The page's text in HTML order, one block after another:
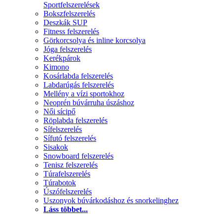
Sportfelszerelések
Bokszfelszerelés
Deszkák SUP
Fitness felszerelés
Görkorcsolya és inline korcsolya
Jóga felszerelés
Kerékpárok
Kimono
Kosárlabda felszerelés
Labdarúgás felszerelés
Mellény a vízi sportokhoz
Neoprén búvárruha úszáshoz
Női sícipő
Röplabda felszerelés
Sífelszerelés
Sífutó felszerelés
Sisakok
Snowboard felszerelés
Tenisz felszerelés
Túrafelszerelés
Túrabotok
Úszófelszerelés
Uszonyok búvárkodáshoz és snorkelinghez
Láss többet...